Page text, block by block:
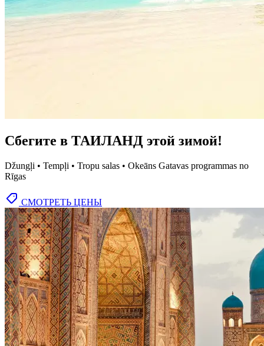
Сбегите в ТАИЛАНД этой зимой!
Džungļi • Tempļi • Tropu salas • Okeāns Gatavas programmas no
Rīgas
СМОТРЕТЬ ЦЕНЫ